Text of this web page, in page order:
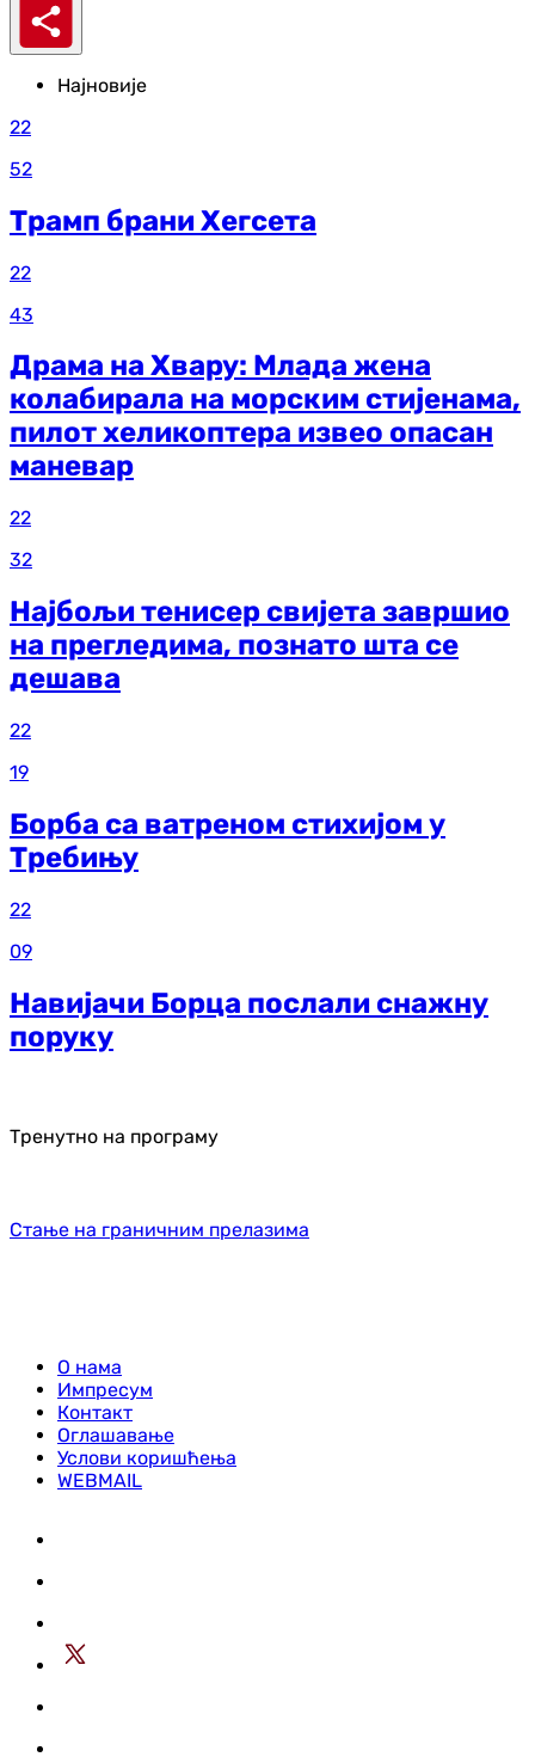
Најновије
22
52
Трамп брани Хегсета
22
43
Драма на Хвару: Млада жена
колабирала на морским стијенама,
пилот хеликоптера извео опасан
маневар
22
32
Најбољи тенисер свијета завршио
на прегледима, познато шта се
дешава
22
19
Борба са ватреном стихијом у
Требињу
22
09
Навијачи Борца послали снажну
поруку
Тренутно на програму
Стање на граничним прелазима
О нама
Импресум
Контакт
Оглашавање
Услови коришћења
WEBMAIL